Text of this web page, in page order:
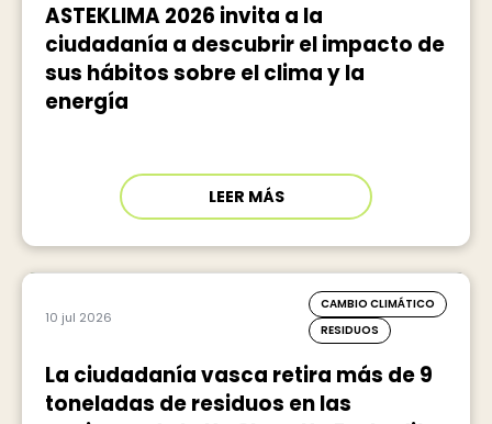
ASTEKLIMA 2026 invita a la
ciudadanía a descubrir el impacto de
sus hábitos sobre el clima y la
energía
LEER MÁS
10 jul 2026
CAMBIO CLIMÁTICO
RESIDUOS
La ciudadanía vasca retira más de 9
toneladas de residuos en las